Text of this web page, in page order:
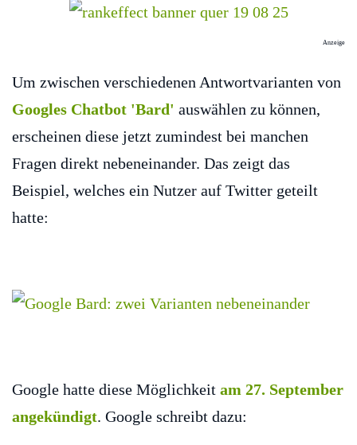
Anzeige
Um zwischen verschiedenen Antwortvarianten von
Googles Chatbot 'Bard' auswählen zu können,
erscheinen diese jetzt zumindest bei manchen
Fragen direkt nebeneinander. Das zeigt das
Beispiel, welches ein Nutzer auf Twitter geteilt
hatte:
Google hatte diese Möglichkeit am 27. September
angekündigt. Google schreibt dazu: